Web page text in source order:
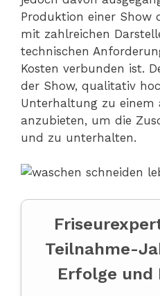
Produktion einer Show
mit zahlreichen
technischen
Kosten verbunden ist.
der Show, qualitativ
Unterhaltung zu einem
anzubieten, um die
und zu unterhalten.
Teilnahme-
Erfolge und